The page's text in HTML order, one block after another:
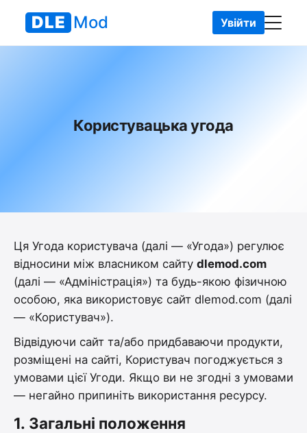
DLE Mod Увійти
Користувацька угода
Ця Угода користувача (далі — «Угода») регулює
відносини між власником сайту dlemod.com
(далі — «Адміністрація») та будь-якою фізичною
особою, яка використовує сайт dlemod.com (далі
— «Користувач»).
Відвідуючи сайт та/або придбаваючи продукти,
розміщені на сайті, Користувач погоджується з
умовами цієї Угоди. Якщо ви не згодні з умовами
— негайно припиніть використання ресурсу.
1. Загальні положення